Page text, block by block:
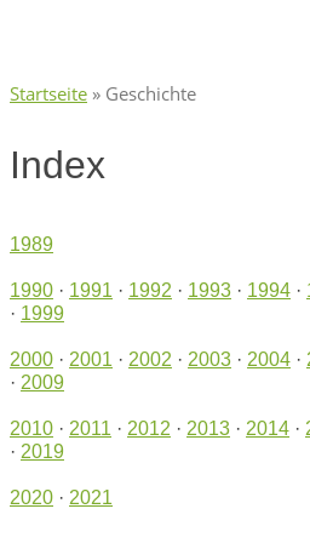
Startseite » Geschichte
Index
1989
1990 · 1991 · 1992 · 1993 · 1994 ·
· 1999
2000 · 2001 · 2002 · 2003 · 2004 ·
· 2009
2010 · 2011 · 2012 · 2013 · 2014 ·
· 2019
2020 · 2021